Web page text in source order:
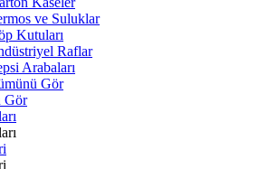
ve Suluklar
Kutuları
Raflar
Arabaları
Gör
Gör